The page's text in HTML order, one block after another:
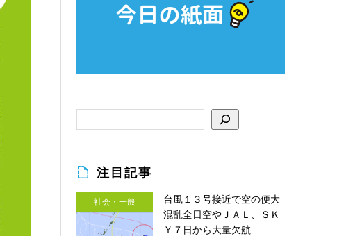
注目記事
社会・一般
台風１３号接近で空の便大
混乱全日空やＪＡＬ、ＳＫ
Ｙ７日から大量欠航 ...